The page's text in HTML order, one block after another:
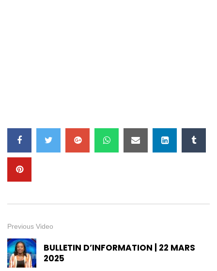
Previous Video
BULLETIN D’INFORMATION | 22 MARS
2025